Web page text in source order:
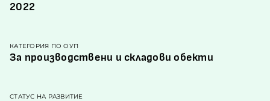
2022
КАТЕГОРИЯ ПО ОУП
За производствени и складови обекти
СТАТУС НА РАЗВИТИЕ